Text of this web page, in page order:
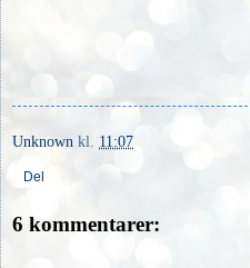
Unknown kl. 11:07
Del
6 kommentarer: